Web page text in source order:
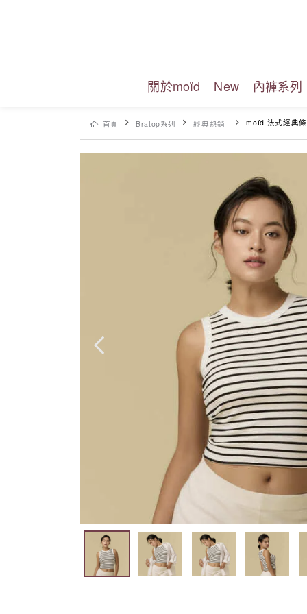
關於moïd New 內褲系列
首頁 Bratop系列 經典熱銷 moïd 法式經典條